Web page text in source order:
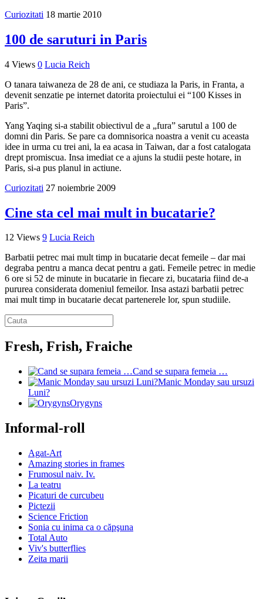
Curiozitati 18 martie 2010
100 de saruturi in Paris
4 Views 0 Lucia Reich
O tanara taiwaneza de 28 de ani, ce studiaza la Paris, in Franta, a
devenit senzatie pe internet datorita proiectului ei “100 Kisses in
Paris”.
Yang Yaqing si-a stabilit obiectivul de a „fura” sarutul a 100 de
domni din Paris. Se pare ca domnisorica noastra a venit cu aceasta
idee in urma cu trei ani, la ea acasa in Taiwan, dar a fost catalogata
drept promiscua. Insa imediat ce a ajuns la studii peste hotare, in
Paris, si-a pus planul in actiune.
Curiozitati 27 noiembrie 2009
Cine sta cel mai mult in bucatarie?
12 Views 9 Lucia Reich
Barbatii petrec mai mult timp in bucatarie decat femeile – dar mai
degraba pentru a manca decat pentru a gati. Femeile petrec in medie
6 ore si 52 de minute in bucatarie in fiecare zi, bucataria fiind de-a
pururea considerata domeniul femeilor. Insa astazi barbatii petrec
mai mult timp in bucatarie decat partenerele lor, spun studiile.
Fresh, Frish, Fraiche
Cand se supara femeia …
Manic Monday sau ursuzi
Luni?
Orygyns
Informal-roll
Agat-Art
Amazing stories in frames
Frumosul naiv. Iv.
La teatru
Picaturi de curcubeu
Pictezii
Science Friction
Sonia cu inima ca o căpşuna
Total Auto
Viv's butterflies
Zeita marii